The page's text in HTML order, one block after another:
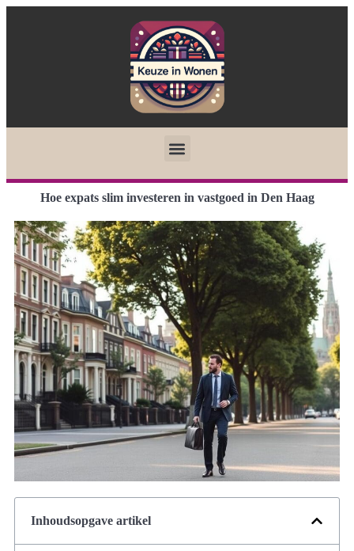
Hoe expats slim investeren in vastgoed in Den Haag
Inhoudsopgave artikel